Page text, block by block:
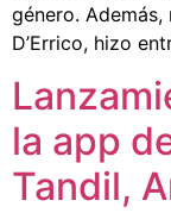
género.
D’Errico, hizo
la app
Tandil,